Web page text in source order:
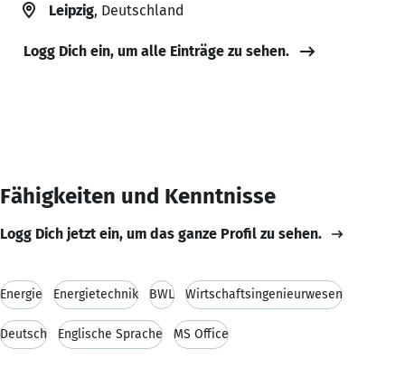
Leipzig, Deutschland
Logg Dich ein, um alle Einträge zu sehen.
Fähigkeiten und Kenntnisse
Logg Dich jetzt ein, um das ganze Profil zu sehen.
Energie Energietechnik BWL Wirtschaftsingenieurwesen
Deutsch Englische Sprache MS Office